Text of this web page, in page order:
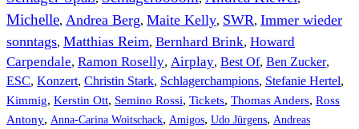
Michelle, Andrea Berg, Maite Kelly, SWR, Immer wieder
sonntags, Matthias Reim, Bernhard Brink, Howard
Carpendale, Ramon Roselly, Airplay, Best Of, Ben Zucker,
ESC, Konzert, Christin Stark, Schlagerchampions, Stefanie Hertel,
Kimmig, Kerstin Ott, Semino Rossi, Tickets, Thomas Anders, Ross
Antony, Anna-Carina Woitschack, Amigos, Udo Jürgens, Andreas